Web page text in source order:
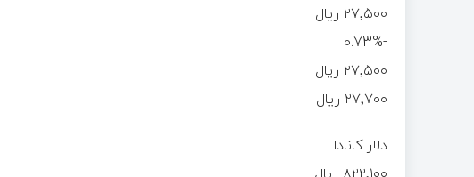
۲۷٬۵۰۰ ریال
-0.73%
۲۷٬۵۰۰ ریال
۲۷٬۷۰۰ ریال
دلار کانادا